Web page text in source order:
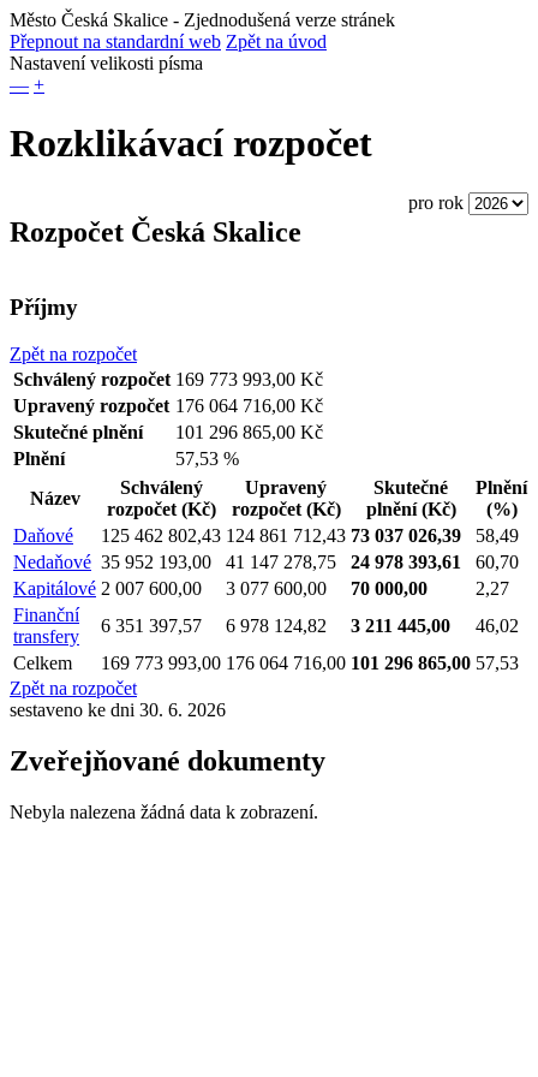
Město Česká Skalice - Zjednodušená verze stránek
Přepnout na standardní web Zpět na úvod
Nastavení velikosti písma
— +
Rozklikávací rozpočet
pro rok
Rozpočet Česká Skalice
Příjmy
Zpět na rozpočet
Schválený rozpočet 169 773 993,00 Kč
Upravený rozpočet 176 064 716,00 Kč
Skutečné plnění
101 296 865,00 Kč
Plnění
57,53 %
Název
Schválený
rozpočet (Kč)
Upravený
rozpočet (Kč)
Skutečné
plnění(Kč)
Plnění
(%)
Daňové
125 462 802,43 124 861 712,43 73 037 026,39
58,49
Nedaňové 35 952 193,00 41 147 278,75 24 978 393,61
60,70
Kapitálové 2 007 600,00 3 077 600,00 70 000,00
2,27
Finanční
transfery
6 351 397,57 6 978 124,82 3 211 445,00
46,02
Celkem
169 773 993,00 176 064 716,00 101 296 865,00 57,53
Zpět na rozpočet
sestaveno ke dni 30. 6. 2026
Zveřejňované dokumenty
Nebyla nalezena žádná data k zobrazení.